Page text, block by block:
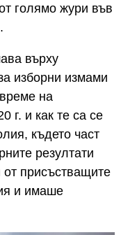
голямо жури във
върху
изборни измами
на
г. и как те са се
където част
резултати
от присъстващите
и имаше